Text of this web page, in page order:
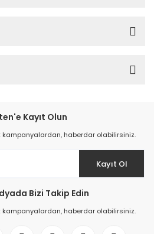
Kayıt Olun
kampanyalardan, haberdar olabilirsiniz.
Kayıt Ol
Bizi Takip Edin
kampanyalardan, haberdar olabilirsiniz.